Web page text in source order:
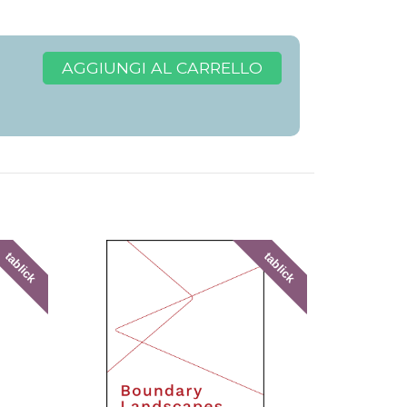
AGGIUNGI AL CARRELLO
tablick tablick